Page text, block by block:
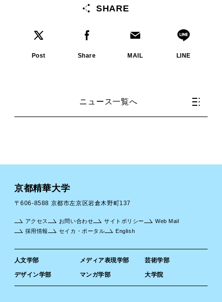
SHARE
Post Share MAIL LINE
ニュース一覧へ
京都精華大学
〒606-8588 京都市左京区岩倉木野町137
人文学部 メディア表現学部 芸術学部
デザイン学部 マンガ学部 大学院
アクセス お問い合わせ サイトポリシー
Web Mail
採用情報
セイカ・ポータル English